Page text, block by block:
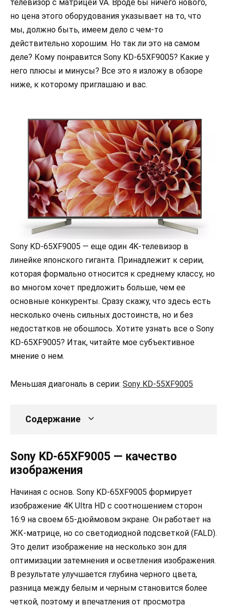
телевизор с матрицей VA. Вроде бы ничего нового,
но цена этого оборудования указывает на то, что
мы, должно быть, имеем дело с чем-то
действительно хорошим. Но так ли это на самом
деле? Кому понравится Sony KD-65XF9005? Какие у
него плюсы и минусы? Все это я изложу в обзоре
ниже, к которому приглашаю и вас.
Sony KD-65XF9005 — еще один 4K-телевизор в
линейке японского гиганта. Принадлежит к серии,
которая формально относится к среднему классу, но
во многом хочет предложить больше, чем ее
основные конкуренты. Сразу скажу, что здесь есть
несколько очень сильных достоинств, но и без
недостатков не обошлось. Хотите узнать все о Sony
KD-65XF9005? Итак, читайте мое субъективное
мнение о нем.
Меньшая диагональ в серии: Sony KD-55XF9005
Содержание
Sony KD-65XF9005 — качество
изображения
Начиная с основ. Sony KD-65XF9005 формирует
изображение 4K Ultra HD с соотношением сторон
16:9 на своем 65-дюймовом экране. Он работает на
ЖК-матрице, но со светодиодной подсветкой (FALD).
Это делит изображение на несколько зон для
оптимизации затемнения и осветления изображения.
В результате улучшается глубина черного цвета,
разница между белым и черным становится более
четкой, поэтому и впечатления от просмотра